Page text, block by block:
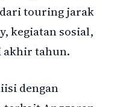
touring jarak
kegiatan sosial,
akhir tahun.
dengan